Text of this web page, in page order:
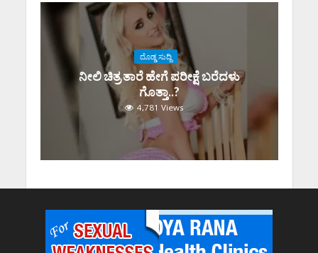
ದೊಡ್ಡ ಸುದ್ದಿ
ನೀಲಿ ಚಿತ್ರ ತಾರೆ ಹೇಗೆ ಪರೀಕ್ಷೆ ಬರೆದಳು
ಗೊತ್ತಾ..?
4,781 Views